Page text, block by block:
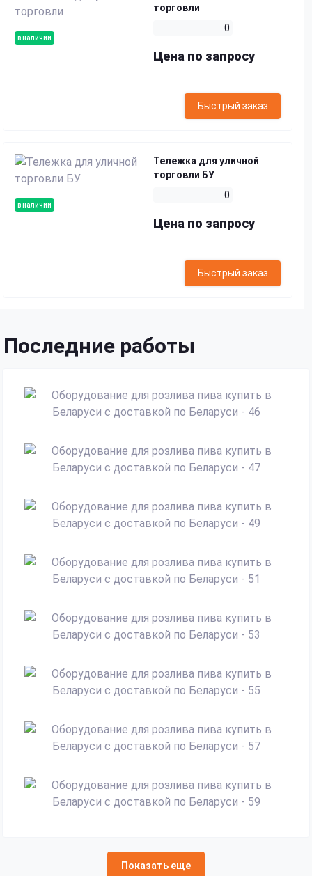
в наличии
торговли
0
Цена по запросу
Быстрый заказ
в наличии
Тележка для уличной
торговли БУ
0
Цена по запросу
Быстрый заказ
Последние работы
Показать еще